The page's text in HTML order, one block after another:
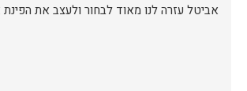
אביטל עזרה לנו מאוד לבחור ולעצב את הפינת